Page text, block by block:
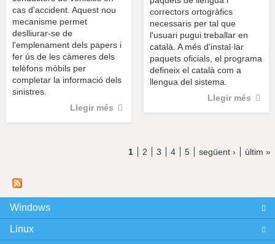
correctors ortogràfics
necessaris per tal que
l'usuari pugui treballar en
català. A més d'instal·lar
paquets oficials, el programa
defineix el català com a
llengua del sistema.
Llegir més
cas d'accident. Aquest nou
mecanisme permet
deslliurar-se de
l'emplenament dels papers i
fer ús de les càmeres dels
telèfons mòbils per
completar la informació dels
sinistres.
Llegir més
1 2 3 4 5 següent › últim »
Windows
Linux